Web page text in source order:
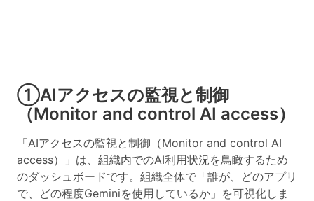
①AIアクセスの監視と制御
（Monitor and control AI access）
「AIアクセスの監視と制御（Monitor and control AI
access）」は、組織内でのAI利用状況を鳥瞰するため
のダッシュボードです。 組織全体で「誰が、どのアプリ
で、どの程度Geminiを使用しているか」を可視化しま